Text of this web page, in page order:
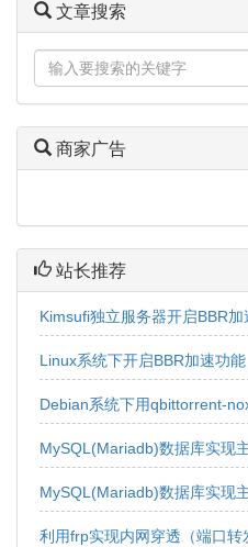
文章搜索
商家广告
站长推荐
Kimsufi独立服务器开启BBR加
Linux系统下开启BBR加速功
Debian系统下用qbittorrent-
利用frp实现内网穿透（端口转